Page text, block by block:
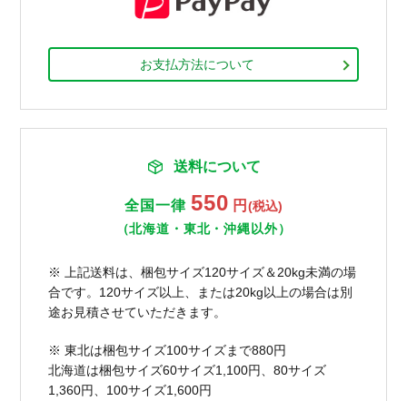
お支払方法について
送料について
全国一律 550 円 (税込)
（北海道・東北・沖縄以外）
※ 上記送料は、梱包サイズ120サイズ＆20kg未満の場
合です。120サイズ以上、または20kg以上の場合は別
途お見積させていただきます。
※ 東北は梱包サイズ100サイズまで880円
北海道は梱包サイズ60サイズ1,100円、80サイズ
1,360円、100サイズ1,600円